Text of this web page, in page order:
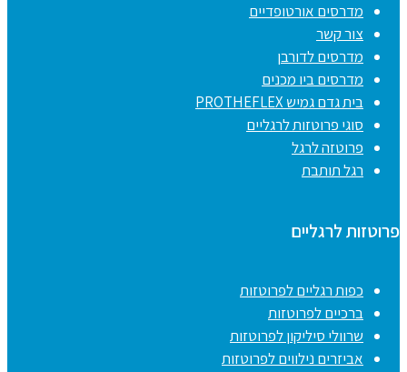
מדרסים אורטופדיים
צור קשר
מדרסים לדורבן
מדרסים ביו מכנים
בית גדם גמיש PROTHEFLEX
סוגי פרוטזות לרגליים
פרוטזה לרגל
רגל תותבת
פרוטזות לרגליים
כפות רגליים לפרוטזות
ברכיים לפרוטזות
שרוולי סיליקון לפרוטזות
אביזרים נילווים לפרוטזות